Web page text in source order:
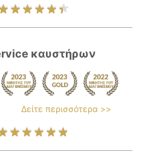
καυστήρων
Δείτε περισσότερα >>